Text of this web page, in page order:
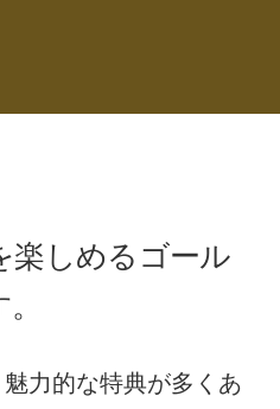
楽しめるゴール
力的な特典が多くあ